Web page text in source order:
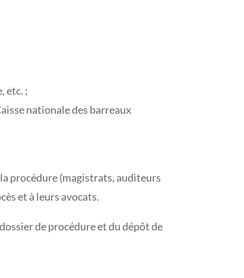
etc. ;
nationale des barreaux
procédure (magistrats, auditeurs
et à leurs avocats.
de procédure et du dépôt de